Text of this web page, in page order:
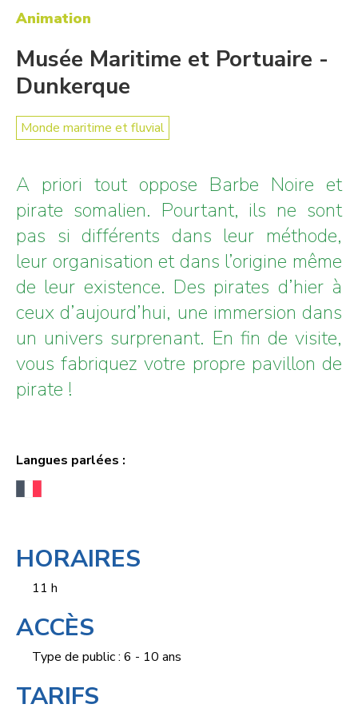
Animation
Musée Maritime et Portuaire -
Dunkerque
Monde maritime et fluvial
A priori tout oppose Barbe Noire et
pirate somalien. Pourtant, ils ne sont
pas si différents dans leur méthode,
leur organisation et dans l’origine même
de leur existence. Des pirates d’hier à
ceux d’aujourd’hui, une immersion dans
un univers surprenant. En fin de visite,
vous fabriquez votre propre pavillon de
pirate !
Langues parlées :
HORAIRES
11 h
ACCÈS
Type de public : 6 - 10 ans
TARIFS